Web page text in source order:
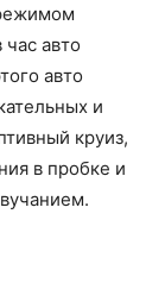
авто
авто
и
круиз,
в пробке и